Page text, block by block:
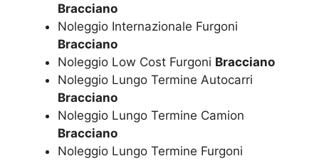
Bracciano
Noleggio Internazionale Furgoni
Bracciano
Noleggio Low Cost Furgoni Bracciano
Noleggio Lungo Termine Autocarri
Bracciano
Noleggio Lungo Termine Camion
Bracciano
Noleggio Lungo Termine Furgoni